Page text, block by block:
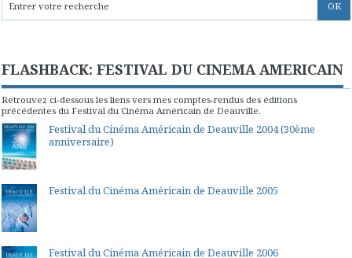
FLASHBACK: FESTIVAL DU CINEMA AMERICAIN
Retrouvez ci-dessous les liens vers mes comptes-rendus des éditions
précédentes du Festival du Cinéma Américain de Deauville.
Festival du Cinéma Américain de Deauville 2004 (30ème
anniversaire)
Festival du Cinéma Américain de Deauville 2005
Festival du Cinéma Américain de Deauville 2006